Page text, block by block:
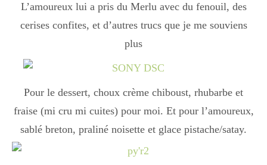
L’amoureux lui a pris du Merlu avec du fenouil, des
cerises confites, et d’autres trucs que je me souviens
plus
Pour le dessert, choux crème chiboust, rhubarbe et
fraise (mi cru mi cuites) pour moi. Et pour l’amoureux,
sablé breton, praliné noisette et glace pistache/satay.